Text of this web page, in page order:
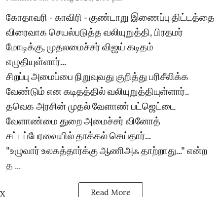
கோதாவரி - காவிரி - குண்டாறு இணைப்பு திட்டத்தை
விரைவாக செயல்படுத்த வலியுறுத்தி, பிரதமர்
மோடிக்கு, முதலமைச்சர் விஜய் கடிதம்
எழுதியுள்ளார்...
சிறப்பு அமைப்பை நிறுவுவது குறித்து பரிசீலிக்க
வேண்டும் என கடிதத்தில் வலியுறுத்தியுள்ளார்..
தவெக அரசின் முதல் வேளாண் பட்ஜெட்டை
வேளாண்மை துறை அமைச்சர் வினோத்
சட்டப்பேரவையில் தாக்கல் செய்தார்...
"உழுவார் உலகத்தார்க்கு ஆணிஅஃ தாற்றாது..." என்ற
த ...
Read More
X